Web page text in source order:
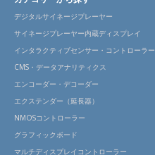
デジタルサイネージプレーヤー
サイネージプレーヤー内蔵ディスプレイ
インタラクティブセンサー・コントローラー
CMS・データアナリティクス
エンコーダー・デコーダー
エクステンダー（延長器）
NMOSコントローラー
グラフィックボード
マルチディスプレイコントローラー